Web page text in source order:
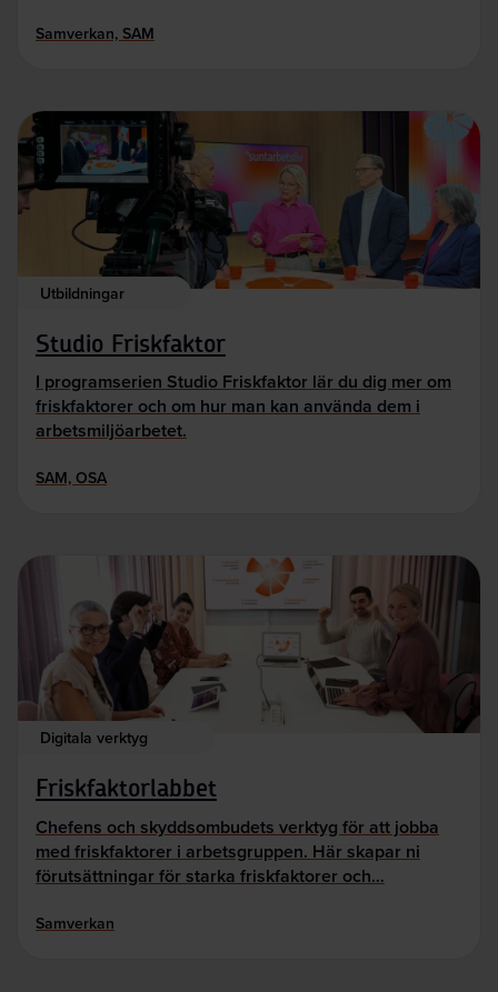
Samverkan, SAM
Utbildningar
Studio Friskfaktor
I programserien Studio Friskfaktor lär du dig mer om
friskfaktorer och om hur man kan använda dem i
arbetsmiljöarbetet.
SAM, OSA
Digitala verktyg
Friskfaktorlabbet
Chefens och skyddsombudets verktyg för att jobba
med friskfaktorer i arbetsgruppen. Här skapar ni
förutsättningar för starka friskfaktorer och…
Samverkan